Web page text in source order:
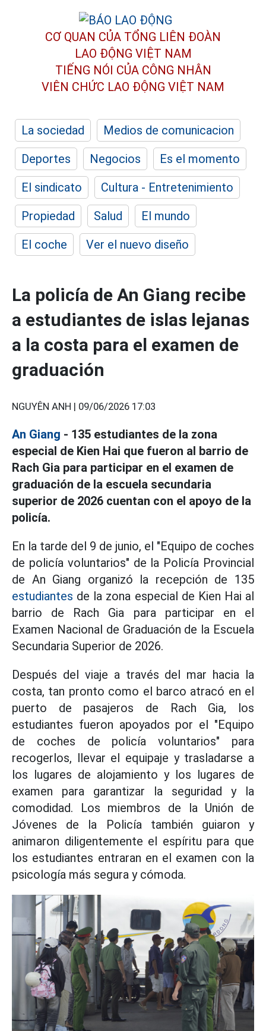
CƠ QUAN CỦA TỔNG LIÊN ĐOÀN
LAO ĐỘNG VIỆT NAM
TIẾNG NÓI CỦA CÔNG NHÂN
VIÊN CHỨC LAO ĐỘNG VIỆT NAM
La sociedad
Medios de comunicacion
Deportes
Negocios
Es el momento
El sindicato
Cultura - Entretenimiento
Propiedad
Salud
El mundo
El coche
Ver el nuevo diseño
La policía de An Giang recibe
a estudiantes de islas lejanas
a la costa para el examen de
graduación
NGUYÊN ANH | 09/06/2026 17:03
An Giang - 135 estudiantes de la zona
especial de Kien Hai que fueron al barrio de
Rach Gia para participar en el examen de
graduación de la escuela secundaria
superior de 2026 cuentan con el apoyo de la
policía.
En la tarde del 9 de junio, el "Equipo de coches
de policía voluntarios" de la Policía Provincial
de An Giang organizó la recepción de 135
estudiantes de la zona especial de Kien Hai al
barrio de Rach Gia para participar en el
Examen Nacional de Graduación de la Escuela
Secundaria Superior de 2026.
Después del viaje a través del mar hacia la
costa, tan pronto como el barco atracó en el
puerto de pasajeros de Rach Gia, los
estudiantes fueron apoyados por el "Equipo
de coches de policía voluntarios" para
recogerlos, llevar el equipaje y trasladarse a
los lugares de alojamiento y los lugares de
examen para garantizar la seguridad y la
comodidad. Los miembros de la Unión de
Jóvenes de la Policía también guiaron y
animaron diligentemente el espíritu para que
los estudiantes entraran en el examen con la
psicología más segura y cómoda.